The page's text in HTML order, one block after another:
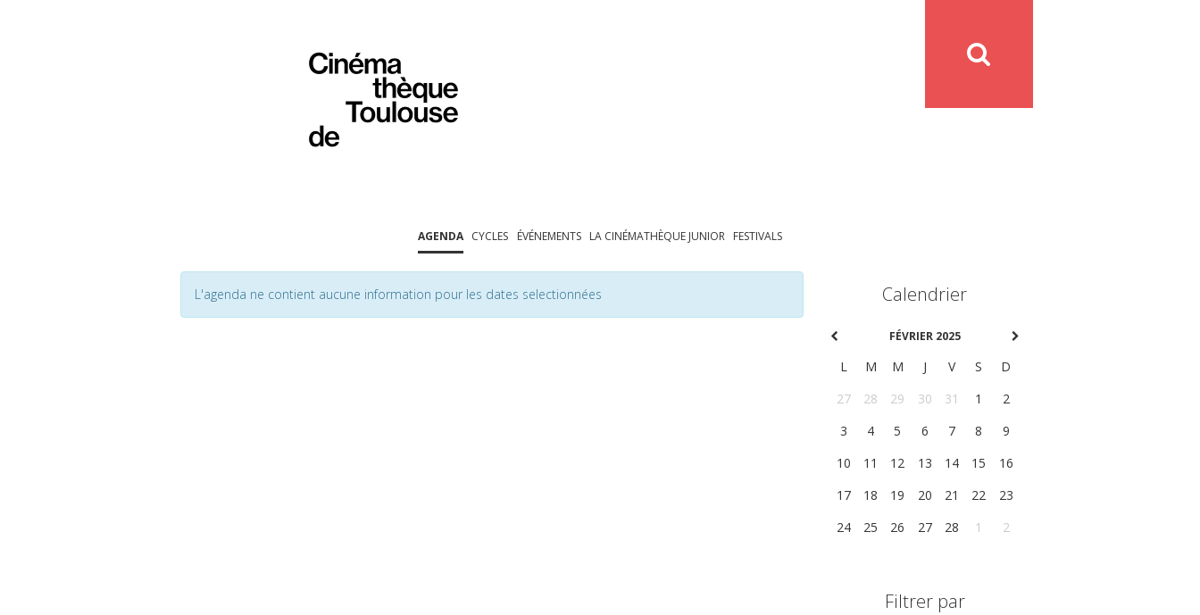
AGENDA CYCLES ÉVÉNEMENTS LA CINÉMATHÈQUE JUNIOR FESTIVALS
L'agenda ne contient aucune information pour les dates selectionnées Calendrier
FÉVRIER 2025
L M M J V S
D
27
28 29 30 31 1
2
3
4 5 6 7 8
9
10
11 12 13 14 15
16
17
18 19 20 21 22
23
24
25 26 27 28 1 2
Filtrer par